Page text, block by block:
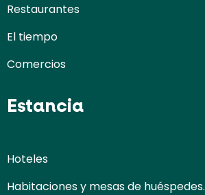
Restaurantes
El tiempo
Comercios
Estancia
Hoteles
Habitaciones y mesas de huéspedes.